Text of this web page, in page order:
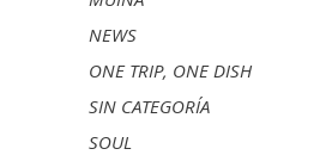
NEWS
ONE TRIP, ONE DISH
SIN CATEGORÍA
SOUL